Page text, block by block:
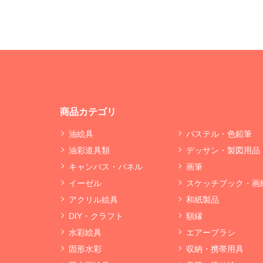
商品カテゴリ
油絵具
油彩道具類
キャンバス・パネル
イーゼル
アクリル絵具
DIY・クラフト
水彩絵具
固形水彩
パステル・色鉛筆
デッサン・製図用品
画筆
スケッチブック・画
和紙製品
額縁
エアーブラシ
収納・携帯用具